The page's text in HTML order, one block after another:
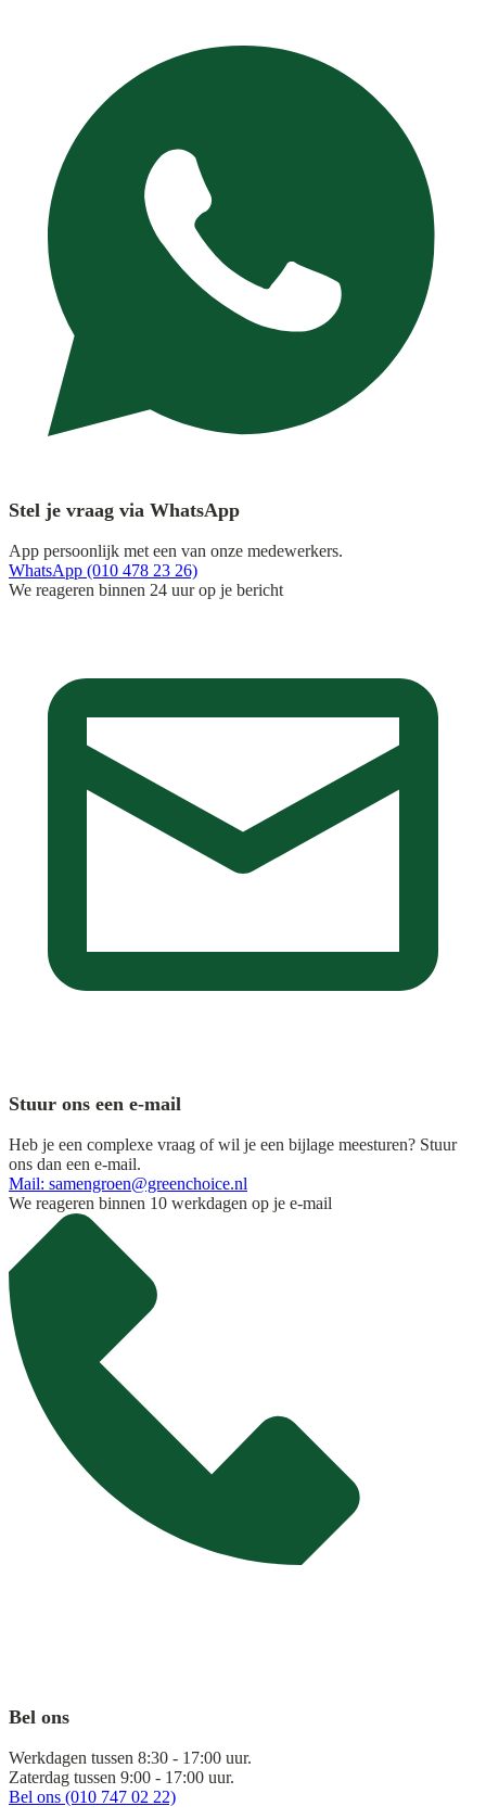
Stel je vraag via WhatsApp
App persoonlijk met een van onze medewerkers.
WhatsApp (010 478 23 26)
We reageren binnen 24 uur op je bericht
Stuur ons een e-mail
Heb je een complexe vraag of wil je een bijlage meesturen? Stuur
ons dan een e-mail.
Mail: samengroen@greenchoice.nl
We reageren binnen 10 werkdagen op je e-mail
Bel ons
Werkdagen tussen 8:30 - 17:00 uur.
Zaterdag tussen 9:00 - 17:00 uur.
Bel ons (010 747 02 22)